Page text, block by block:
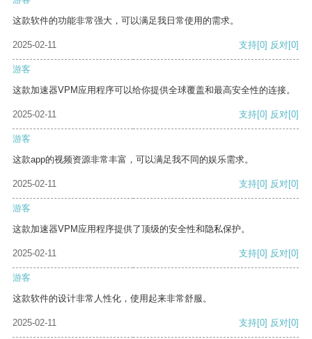
这款软件的功能非常强大，可以满足我日常使用的需求。
2025-02-11 支持[0] 反对[0]
游客
这款加速器VPM应用程序可以给你提供全球覆盖和最高安全性的连接。
2025-02-11 支持[0] 反对[0]
游客
这款app的视频资源非常丰富，可以满足我不同的娱乐需求。
2025-02-11 支持[0] 反对[0]
游客
这款加速器VPM应用程序提供了顶级的安全性和隐私保护。
2025-02-11 支持[0] 反对[0]
游客
这款软件的设计非常人性化，使用起来非常舒服。
2025-02-11 支持[0] 反对[0]